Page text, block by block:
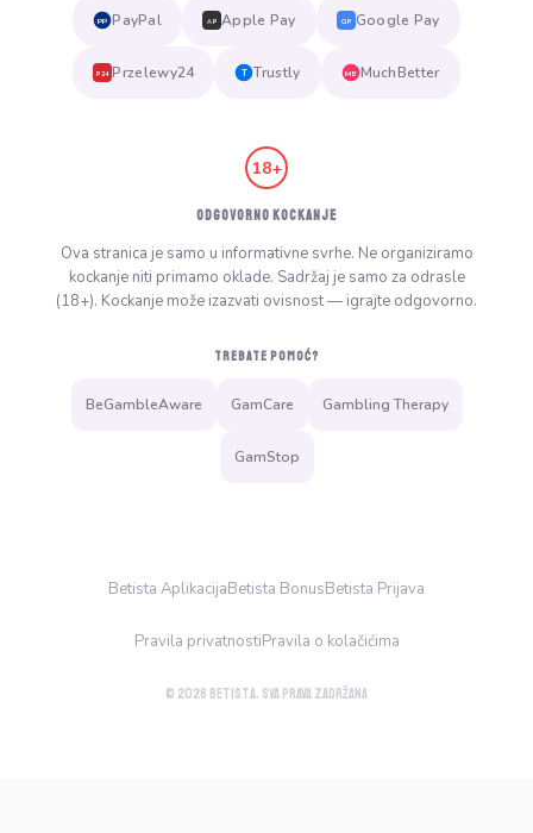
PP PayPal AP Apple Pay GP Google Pay
P24 Przelewy24 T Trustly MB MuchBetter
18+
ODGOVORNO KOCKANJE
Ova stranica je samo u informativne svrhe. Ne organiziramo
kockanje niti primamo oklade. Sadržaj je samo za odrasle
(18+). Kockanje može izazvati ovisnost — igrajte odgovorno.
TREBATE POMOĆ?
BeGambleAware GamCare Gambling Therapy
GamStop
Betista AplikacijaBetista BonusBetista Prijava
Pravila privatnostiPravila o kolačićima
© 2026 Betista. Sva prava zadržana